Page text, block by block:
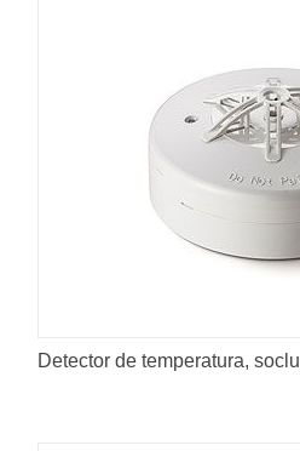
Detector de temperatura,